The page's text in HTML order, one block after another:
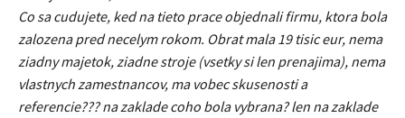
Co sa cudujete, ked na tieto prace objednali firmu, ktora bola
zalozena pred necelym rokom. Obrat mala 19 tisic eur, nema
ziadny majetok, ziadne stroje (vsetky si len prenajima), nema
vlastnych zamestnancov, ma vobec skusenosti a
referencie??? na zaklade coho bola vybrana? len na zaklade